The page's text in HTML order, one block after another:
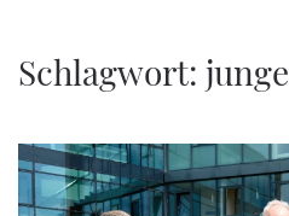
Zum Hauptinhalt springen
Schlagwort: